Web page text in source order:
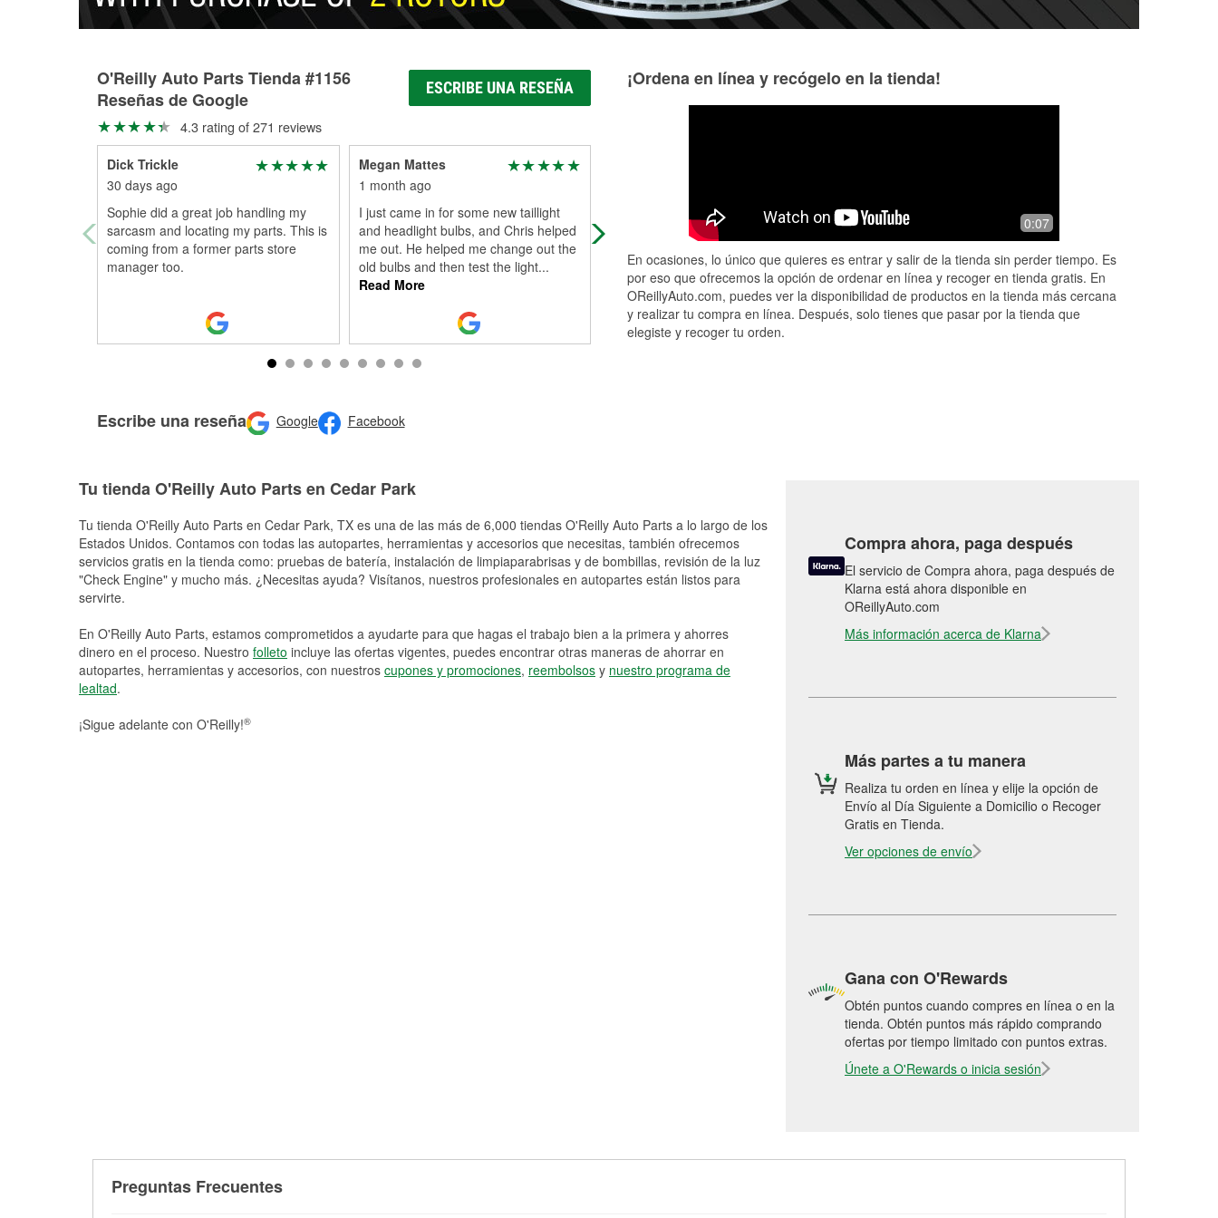
O'Reilly Auto Parts Tienda #1156
Reseñas de Google
ESCRIBE UNA RESEÑA
4.3 rating of 271 reviews
Dick Trickle
30 days ago
Sophie did a great job handling my
sarcasm and locating my parts. This is
coming from a former parts store
manager too.
Megan Mattes
1 month ago
I just came in for some new taillight
and headlight bulbs, and Chris helped
me out. He helped me change out the
old bulbs and then test the light...
Read More
I had a bad battery in my Civic and
needed it replaced asap. My daughter
Park, so I called O’Reilly’s after...
Read More
5 Stars for Chris or Kris for helping me
find the correct battery and assisting
pectoral muscle and had...Read
More
even made my
Escribe una reseña Google Facebook
¡Ordena en línea y recógelo en la tienda!
0:07
En ocasiones, lo único que quieres es entrar y salir de la tienda sin perder tiempo. Es
por eso que ofrecemos la opción de ordenar en línea y recoger en tienda gratis. En
OReillyAuto.com, puedes ver la disponibilidad de productos en la tienda más cercana
y realizar tu compra en línea. Después, solo tienes que pasar por la tienda que
elegiste y recoger tu orden.
Tu tienda O'Reilly Auto Parts en Cedar Park
Tu tienda O'Reilly Auto Parts en Cedar Park, TX es una de las más de 6,000 tiendas O'Reilly Auto Parts a lo largo de los
Estados Unidos. Contamos con todas las autopartes, herramientas y accesorios que necesitas, también ofrecemos
servicios gratis en la tienda como: pruebas de batería, instalación de limpiaparabrisas y de bombillas, revisión de la luz
"Check Engine" y mucho más. ¿Necesitas ayuda? Visítanos, nuestros profesionales en autopartes están listos para
servirte.
En O'Reilly Auto Parts, estamos comprometidos a ayudarte para que hagas el trabajo bien a la primera y ahorres
dinero en el proceso. Nuestro folleto incluye las ofertas vigentes, puedes encontrar otras maneras de ahorrar en
autopartes, herramientas y accesorios, con nuestros cupones y promociones, reembolsos y nuestro programa de
lealtad.
¡Sigue adelante con O'Reilly!®
Compra ahora, paga después
El servicio de Compra ahora, paga después de
Klarna está ahora disponible en
OReillyAuto.com
Más información acerca de Klarna
Más partes a tu manera
Realiza tu orden en línea y elije la opción de
Envío al Día Siguiente a Domicilio o Recoger
Gratis en Tienda.
Ver opciones de envío
Gana con O'Rewards
Obtén puntos cuando compres en línea o en la
tienda. Obtén puntos más rápido comprando
ofertas por tiempo limitado con puntos extras.
Únete a O'Rewards o inicia sesión
Preguntas Frecuentes